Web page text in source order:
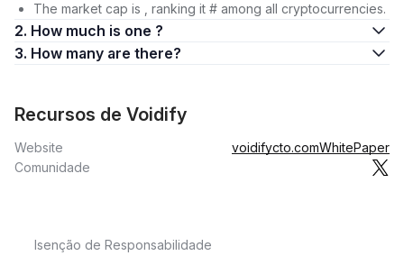
The market cap is , ranking it # among all cryptocurrencies.
2. How much is one ?
3. How many are there?
Recursos de Voidify
Website voidifycto.comWhitePaper
Comunidade
Isenção de Responsabilidade